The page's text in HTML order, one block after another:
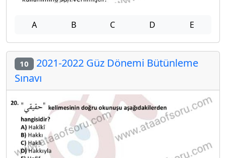
A B C D E
10 2021-2022 Güz Dönemi Bütünleme
Sınavı